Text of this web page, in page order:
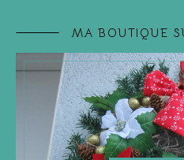
MA BOUTIQUE